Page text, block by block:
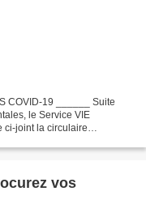
COVID-19 ______ Suite
le Service VIE
ci-joint la circulaire
vos